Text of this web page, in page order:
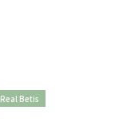
Real Betis